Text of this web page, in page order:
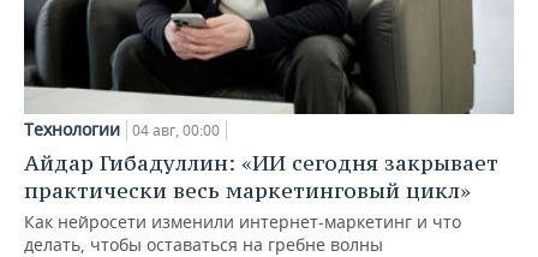
Технологии 04 авг, 00:00
Айдар Гибадуллин: «ИИ сегодня закрывает
практически весь маркетинговый цикл»
Как нейросети изменили интернет-маркетинг и что
делать, чтобы оставаться на гребне волны